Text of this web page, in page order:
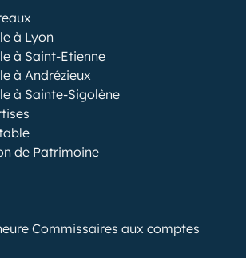
à Lyon
à Saint-Etienne
à Andrézieux
à Sainte-Sigolène
de Patrimoine
Commissaires aux comptes